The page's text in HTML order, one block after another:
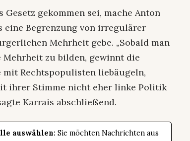
gekommen sei, mache Anton
eine Begrenzung von irregulärer
Mehrheit gebe. „Sobald man
zu bilden, gewinnt die
mit Rechtspopulisten liebäugeln,
ihrer Stimme nicht eher linke Politik
Karrais abschließend.
auswählen: Sie möchten Nachrichten aus